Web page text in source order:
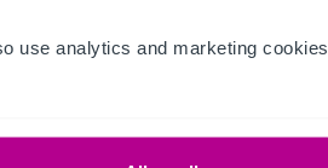
use analytics and marketing cookies